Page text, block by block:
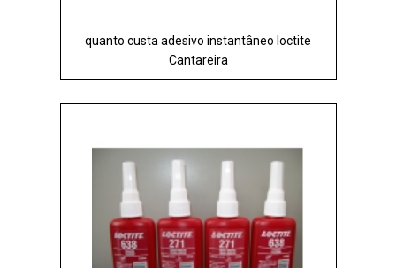
quanto custa adesivo instantâneo loctite
Cantareira